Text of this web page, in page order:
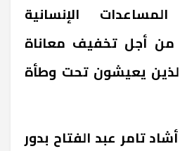
الإنسانية
من أجل تخفيف معاناة
يعيشون تحت وطأة
تامر عبد الفتاح بدور